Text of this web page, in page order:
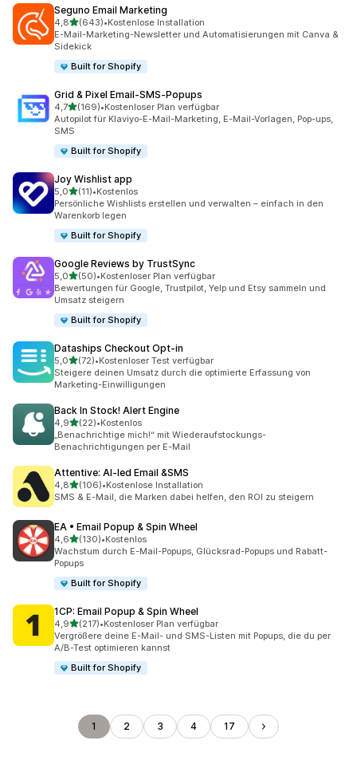
Seguno Email Marketing
4,8von 5 Sternen
(643)
643 Rezensionen insgesamt
•Kostenlose Installation
E-Mail-Marketing-Newsletter und Automatisierungen mit Canva &
Sidekick
Built for Shopify
Grid & Pixel Email‑SMS‑Popups
4,7von 5 Sternen
(169)
169 Rezensionen insgesamt
•Kostenloser Plan verfügbar
Autopilot für Klaviyo-E-Mail-Marketing, E-Mail-Vorlagen, Pop-ups,
SMS
Built for Shopify
Joy Wishlist app
5,0von 5 Sternen
(11)
11 Rezensionen insgesamt
•Kostenlos
Persönliche Wishlists erstellen und verwalten – einfach in den
Warenkorb legen
Built for Shopify
Google Reviews by TrustSync
5,0von 5 Sternen
(50)
50 Rezensionen insgesamt
•Kostenloser Plan verfügbar
Bewertungen für Google, Trustpilot, Yelp und Etsy sammeln und
Umsatz steigern
Built for Shopify
Dataships Checkout Opt‑in
5,0von 5 Sternen
(72)
72 Rezensionen insgesamt
•Kostenloser Test verfügbar
Steigere deinen Umsatz durch die optimierte Erfassung von
Marketing-Einwilligungen
Back In Stock! Alert Engine
4,9von 5 Sternen
(22)
22 Rezensionen insgesamt
•Kostenlos
„Benachrichtige mich!“ mit Wiederaufstockungs-
Benachrichtigungen per E-Mail
Attentive: AI‑led Email &SMS
4,8von 5 Sternen
(106)
106 Rezensionen insgesamt
•Kostenlose Installation
SMS & E-Mail, die Marken dabei helfen, den ROI zu steigern
EA • Email Popup & Spin Wheel
4,6von 5 Sternen
(130)
130 Rezensionen insgesamt
•Kostenlos
Wachstum durch E-Mail-Popups, Glücksrad-Popups und Rabatt-
Popups
Built for Shopify
1CP: Email Popup & Spin Wheel
4,9von 5 Sternen
(217)
217 Rezensionen insgesamt
•Kostenloser Plan verfügbar
Vergrößere deine E-Mail- und SMS-Listen mit Popups, die du per
A/B-Test optimieren kannst
Built for Shopify
1 2 3 4 17